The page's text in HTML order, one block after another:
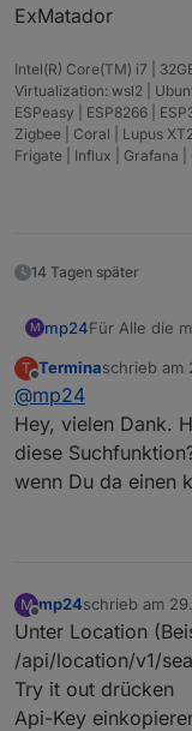
ExMatador
Intel(R) Core(TM) i7 |
Virtualization: wsl2 |
ESPeasy | ESP8266 |
Zigbee | Coral | Lupus
Frigate | Influx | Grafana |
14 Tagen später
M mp24Für Alle die
Seite
T
Offline
Terminaschrieb am
zuletzt
@mp24
Hey, vielen Dank.
diese
wenn Du da einen
M
Offline
mp24schrieb am
zuletzt editiert
Unter Location
/api/location/v1/
Try it out drücken
Api-Key